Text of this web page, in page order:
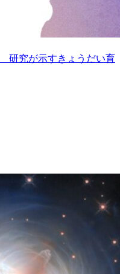
研究が示すきょうだい育